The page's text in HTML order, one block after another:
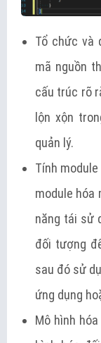
Tổ chức và
mã nguồn
cấu trúc rõ
lộn xộn
quản lý.
Tính
module hóa
năng tái sử
đối tượng
sau đó sử
ứng dụng
Mô hình